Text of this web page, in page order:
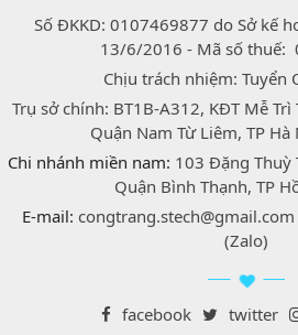
Số ĐKKD: 0107469877 do Sở kế
13/6/2016 - Mã số thuế:
Chịu trách nhiệm: Tuyển
Trụ sở chính: BT1B-A312, KĐT Mễ
Quận Nam Từ Liêm, TP Hà
Chi nhánh miền nam: 103 Đặng Thuỳ
Quận Bình Thạnh, TP
E-mail: congtrang.stech@gmail.com
(Zalo)
facebook twitter